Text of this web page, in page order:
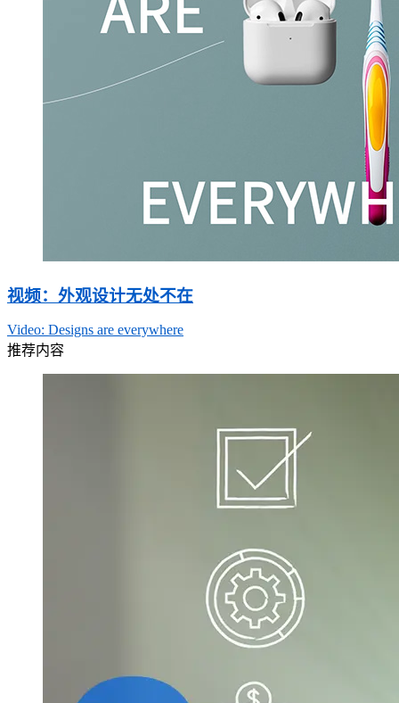
视频：外观设计无处不在
Video: Designs are everywhere
推荐内容